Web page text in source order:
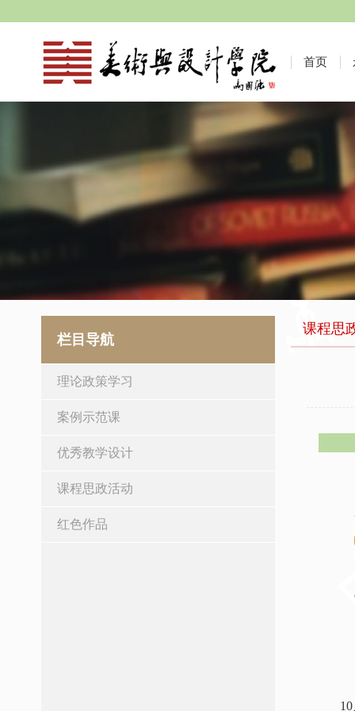
首页
栏目导航
理论政策学习
案例示范课
优秀教学设计
课程思政活动
红色作品
课程思